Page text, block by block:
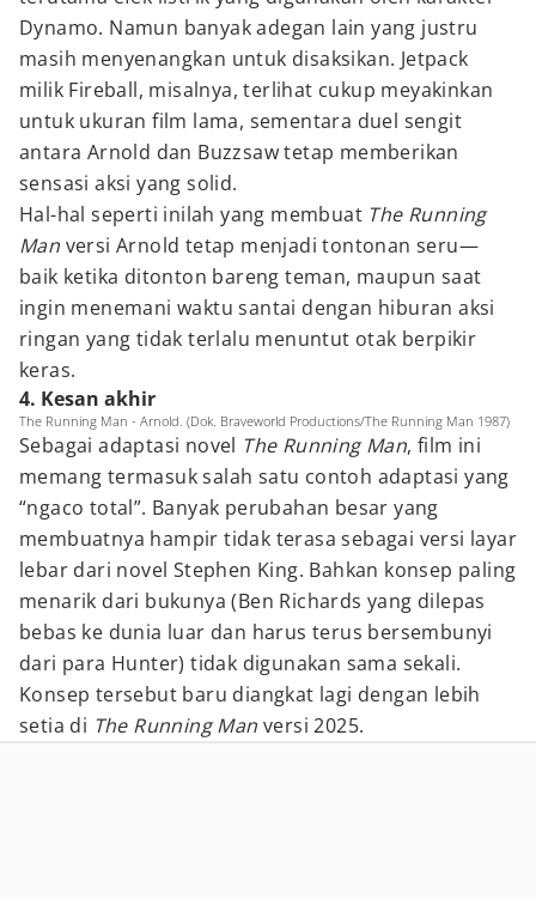
Dynamo. Namun banyak adegan lain yang justru
masih menyenangkan untuk disaksikan. Jetpack
milik Fireball, misalnya, terlihat cukup meyakinkan
untuk ukuran film lama, sementara duel sengit
antara Arnold dan Buzzsaw tetap memberikan
sensasi aksi yang solid.
Hal-hal seperti inilah yang membuat The Running
Man versi Arnold tetap menjadi tontonan seru—
baik ketika ditonton bareng teman, maupun saat
ingin menemani waktu santai dengan hiburan aksi
ringan yang tidak terlalu menuntut otak berpikir
keras.
4. Kesan akhir
The Running Man - Arnold. (Dok. Braveworld Productions/The Running Man 1987)
Sebagai adaptasi novel The Running Man, film ini
memang termasuk salah satu contoh adaptasi yang
“ngaco total”. Banyak perubahan besar yang
membuatnya hampir tidak terasa sebagai versi layar
lebar dari novel Stephen King. Bahkan konsep paling
menarik dari bukunya (Ben Richards yang dilepas
bebas ke dunia luar dan harus terus bersembunyi
dari para Hunter) tidak digunakan sama sekali.
Konsep tersebut baru diangkat lagi dengan lebih
setia di The Running Man versi 2025.